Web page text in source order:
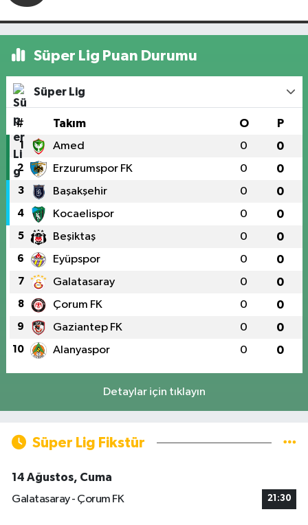
Süper Lig Puan Durumu
Süper Lig
# Takım O P
1 Amed 0 0
2 Erzurumspor FK 0 0
3 Başakşehir 0 0
4 Kocaelispor 0 0
5 Beşiktaş 0 0
6 Eyüpspor 0 0
7 Galatasaray 0 0
8 Çorum FK 0 0
9 Gaziantep FK 0 0
10 Alanyaspor 0 0
Detaylar için tıklayın
Süper Lig Fikstür
14 Ağustos, Cuma
Galatasaray - Çorum FK
21:30